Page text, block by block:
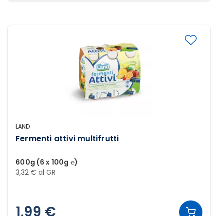
LAND
Fermenti attivi multifrutti
600g (6 x 100g ℮)
3,32 € al GR
1,99 €